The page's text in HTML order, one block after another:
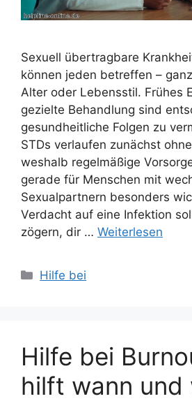
Sexuell übertragbare
können jeden betreffen –
Alter oder Lebensstil. Frühes
gezielte Behandlung sind
gesundheitliche Folgen zu
STDs verlaufen zunächst
weshalb regelmäßige
gerade für Menschen mit
Sexualpartnern besonders
Verdacht auf eine Infektion
zögern, dir … Weiterlesen
Kategorien
Hilfe bei
Hilfe bei
hilft wann und